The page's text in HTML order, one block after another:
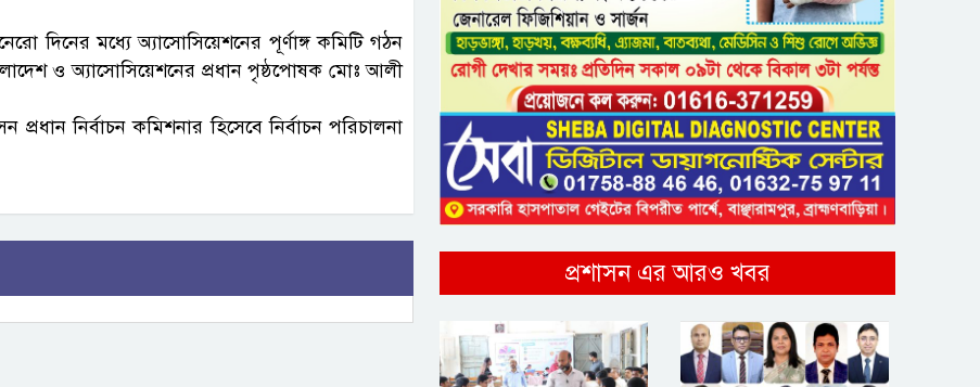
দিনের মধ্যে অ্যাসোসিয়েশনের পূর্ণাঙ্গ কমিটি গঠন
ও অ্যাসোসিয়েশনের প্রধান পৃষ্ঠপোষক মোঃ আলী
নির্বাচন কমিশনার হিসেবে নির্বাচন পরিচালনা
প্রশাসন এর আরও খবর